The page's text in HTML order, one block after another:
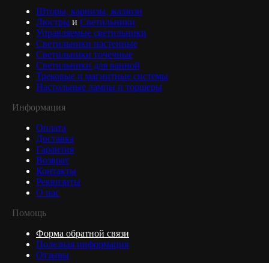
Шторы, карнизы, жалюзи
Люстры и Светильники
Управляемые светильники
Светильники настенные
Светильники точечные
Светильники для ванной
Трековые и магнитные системы
Настольные лампы и торшеры
Информация
Оплата
Доставка
Гарантия
Возврат
Контакты
Реквизиты
О нас
Помощь
Форма обратной связи
Полезная информация
Отзывы